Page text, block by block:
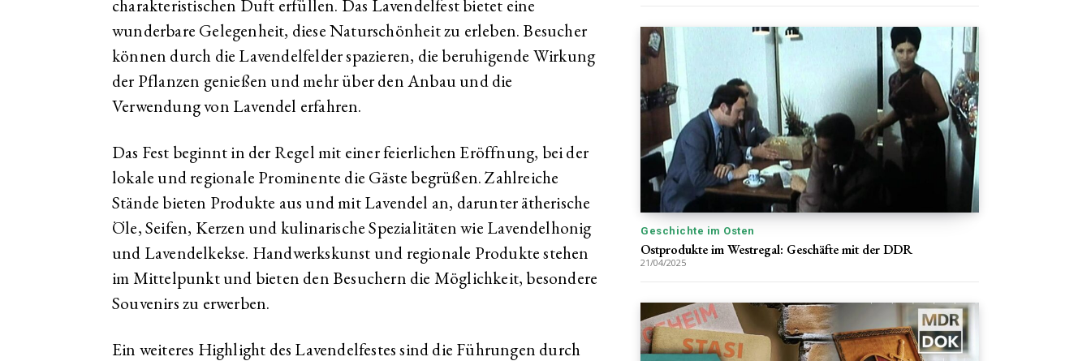
charakteristischen Duft erfüllen. Das Lavendelfest bietet eine
wunderbare Gelegenheit, diese Naturschönheit zu erleben. Besucher
können durch die Lavendelfelder spazieren, die beruhigende Wirkung
der Pflanzen genießen und mehr über den Anbau und die
Verwendung von Lavendel erfahren.
Das Fest beginnt in der Regel mit einer feierlichen Eröffnung, bei der
lokale und regionale Prominente die Gäste begrüßen. Zahlreiche
Stände bieten Produkte aus und mit Lavendel an, darunter ätherische
Öle, Seifen, Kerzen und kulinarische Spezialitäten wie Lavendelhonig
und Lavendelkekse. Handwerkskunst und regionale Produkte stehen
im Mittelpunkt und bieten den Besuchern die Möglichkeit, besondere
Souvenirs zu erwerben.
Ein weiteres Highlight des Lavendelfestes sind die Führungen durch
Geschichte im Osten
Ostprodukte im Westregal: Geschäfte mit der DDR
21/04/2025